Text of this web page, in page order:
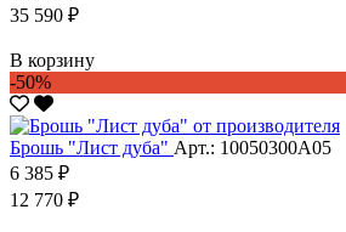
35 590 ₽
В корзину
-50%
Брошь "Лист дуба" Арт.: 10050300А05
6 385 ₽
12 770 ₽